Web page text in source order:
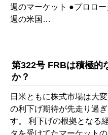
週のマーケット ●プロロ
週の米国…
第322号 FRBは積極的
か？
日米ともに株式市場は大
の利下げ期待が先走り過
す。 利下げの根拠となる
タを受けてたマーケット